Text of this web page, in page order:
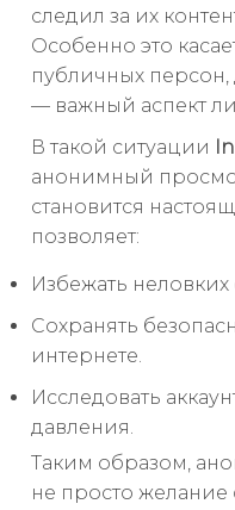
следил за их
Особенно это
публичных персон,
— важный аспект
В такой ситуации
анонимный
становится
позволяет:
Избежать
Сохранять
интернете.
Исследовать
давления.
Таким образом,
не просто желание